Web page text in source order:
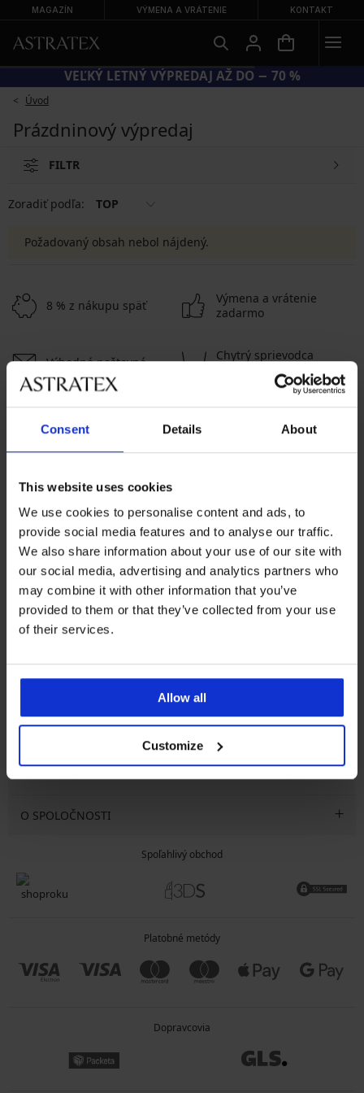
Consent Details About
This website uses cookies
We use cookies to personalise content and ads, to
provide social media features and to analyse our traffic.
We also share information about your use of our site with
our social media, advertising and analytics partners who
may combine it with other information that you’ve
provided to them or that they’ve collected from your use
of their services.
Allow all
Customize
MAGAZÍN VÝMENA A VRÁTENIE KONTAKT
VEĽKÝ LETNÝ VÝPREDAJ AŽ DO − 70 %
Úvod
Prázdninový výpredaj
FILTR
Zoradiť podľa: TOP
Požadovaný obsah nebol nájdený.
8 % z nákupu späť
Výmena a vrátenie
zadarmo
Výhodné poštovné
Chytrý sprievodca
Zákaznícka podpora
Počas pracovných dní od 8:00 do 17:00
02 205 703 40
info@astratex.sk
Newsletter
Prihláste sa do newsletteru a získajte
najhorúcejšie
novinky
CHCEM ODOBERAŤ
VŠEOBECNÉ INFORMÁCIE
O SPOLOČNOSTI
Spoľahlivý obchod
Platobné metódy
Dopravcovia